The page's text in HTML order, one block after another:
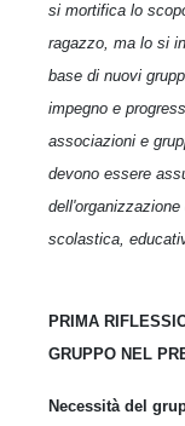
si mortifica lo
ragazzo, ma lo si
base di nuovi
impegno e
associazioni e
devono essere
scolastica,
PRIMA
GRUPPO NEL
Necessità del